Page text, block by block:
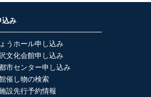
込み
うホール申し込み
文化会館申し込み
市センター申し込み
催し物の検索
設先行予約情報